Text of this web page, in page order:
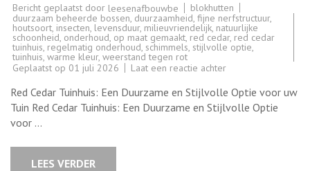
Bericht geplaatst door leesenafbouwbe
blokhutten
duurzaam beheerde bossen, duurzaamheid, fijne nerfstructuur,
houtsoort, insecten, levensduur, milieuvriendelijk, natuurlijke
schoonheid, onderhoud, op maat gemaakt, red cedar, red cedar
tuinhuis, regelmatig onderhoud, schimmels, stijlvolle optie,
tuinhuis, warme kleur, weerstand tegen rot
Geplaatst op 01 juli 2026 Laat een reactie achterop
de
Schoonheid
van
een
Red Cedar Tuinhuis: Een Duurzame en Stijlvolle Optie voor uw
Tuin Red Cedar Tuinhuis: Een Duurzame en Stijlvolle Optie
voor …
LEES VERDER